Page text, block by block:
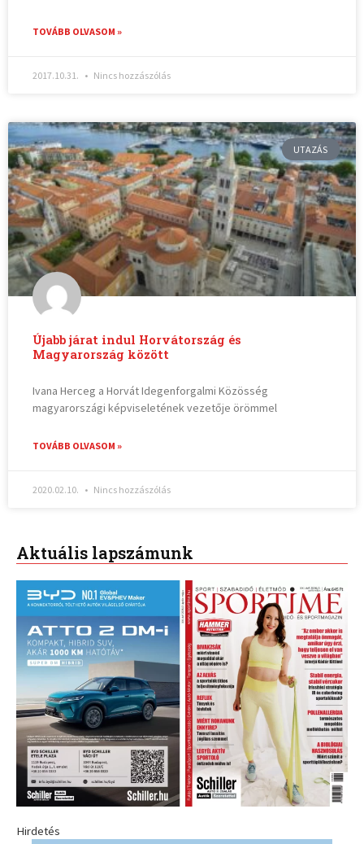
TOVÁBB OLVASOM »
2017.10.31. Nincs hozzászólás
UTAZÁS
Újabb járat indul Horvátország és
Magyarország között
Ivana Herceg a Horvát Idegenforgalmi Közösség
magyarországi képviseletének vezetője örömmel
TOVÁBB OLVASOM »
2020.02.10. Nincs hozzászólás
Aktuális lapszámunk
Hirdetés